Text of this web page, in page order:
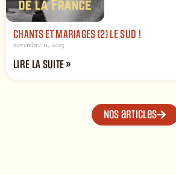
CHANTS ET MARIAGES (2) LE SUD !
novembre 11, 2025
LIRE LA SUITE »
Nos articles